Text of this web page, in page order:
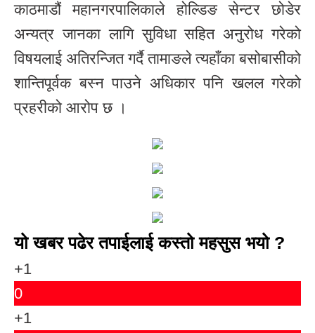
काठमाडौं महानगरपालिकाले होल्डिङ सेन्टर छोडेर
अन्यत्र जानका लागि सुविधा सहित अनुरोध गरेको
विषयलाई अतिरन्जित गर्दै तामाङले त्यहाँका बसोबासीको
शान्तिपूर्वक बस्न पाउने अधिकार पनि खलल गरेको
प्रहरीको आरोप छ ।
यो खबर पढेर तपाईलाई कस्तो महसुस भयो ?
+1
0
+1